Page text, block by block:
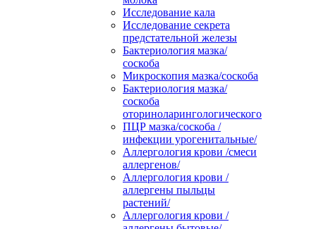
Исследование кала
Исследование секрета
предстательной железы
Бактериология мазка/
соскоба
Микроскопия мазка/соскоба
Бактериология мазка/
соскоба
оториноларингологического
ПЦР мазка/соскоба /
инфекции урогенитальные/
Аллергология крови /смеси
аллергенов/
Аллергология крови /
аллергены пыльцы
растений/
Аллергология крови /